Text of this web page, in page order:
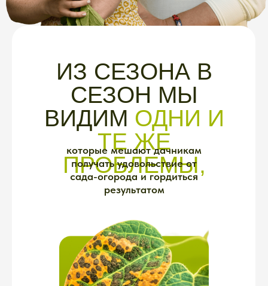
• Тля облепила побеги
• Слизни изгрызли листья
• Медведка подкопала корни
• Проволочник продырявил
клубни
Только вырастет
— кто-то сожрал
Вредители атакуют
каждый сезон, а схемы
Вы не знаете, чем обработать,
когда обработать и можно
ли вообще это есть после
Покупаете
ВРЕДИТЕЛИ
РЕАЛЬНОСТЬ: